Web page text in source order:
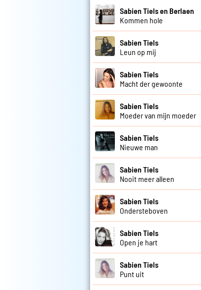
Sabien Tiels en Berlaen
Kommen hole
Sabien Tiels
Leun op mij
Sabien Tiels
Macht der gewoonte
Sabien Tiels
Moeder van mijn moeder
Sabien Tiels
Nieuwe man
Sabien Tiels
Nooit meer alleen
Sabien Tiels
Ondersteboven
Sabien Tiels
Open je hart
Sabien Tiels
Punt uit